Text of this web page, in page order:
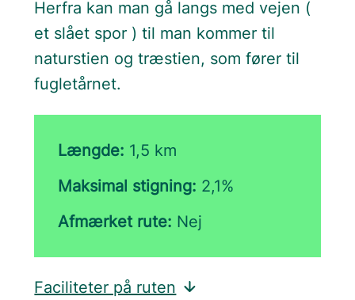
Herfra kan man gå langs med vejen (
et slået spor ) til man kommer til
naturstien og træstien, som fører til
fugletårnet.
Længde: 1,5 km
Maksimal stigning: 2,1%
Afmærket rute: Nej
Faciliteter på ruten